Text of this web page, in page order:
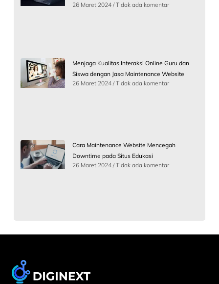
26 Maret 2024 Tidak ada komentar
Menjaga Kualitas Interaksi Online Guru dan
Siswa dengan Jasa Maintenance Website
26 Maret 2024 Tidak ada komentar
Cara Maintenance Website Mencegah
Downtime pada Situs Edukasi
26 Maret 2024 Tidak ada komentar